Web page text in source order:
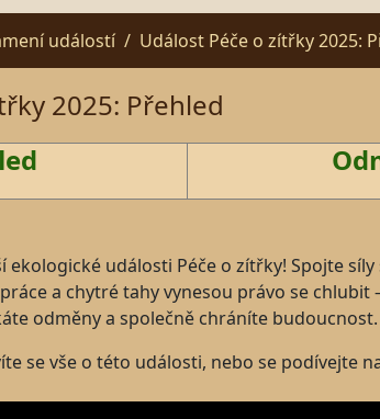
událostí Událost Péče o zítřky 2025:
2025: Přehled
ekologické události Péče o zítřky! Spojte
a chytré tahy vynesou právo se
odměny a společně chráníte
se vše o této události, nebo se podívejte